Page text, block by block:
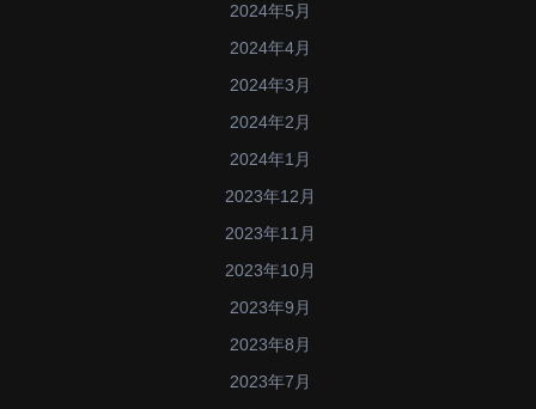
2024年5月
2024年4月
2024年3月
2024年2月
2024年1月
2023年12月
2023年11月
2023年10月
2023年9月
2023年8月
2023年7月